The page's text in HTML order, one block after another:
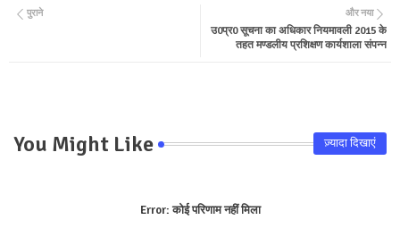
tsa
और नया
उ0प्र0 सूचना का अधिकार नियमावली 2015 के
तहत मण्डलीय प्रशिक्षण कार्यशाला संपन्न
पुराने
You Might Like ज़्यादा दिखाएं
Error:कोई परिणाम नहीं मिला